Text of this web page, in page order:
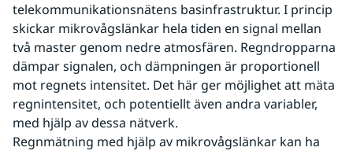
telekommunikationsnätens basinfrastruktur. I princip
skickar mikrovågslänkar hela tiden en signal mellan
två master genom nedre atmosfären. Regndropparna
dämpar signalen, och dämpningen är proportionell
mot regnets intensitet. Det här ger möjlighet att mäta
regnintensitet, och potentiellt även andra variabler,
med hjälp av dessa nätverk.
Regnmätning med hjälp av mikrovågslänkar kan ha